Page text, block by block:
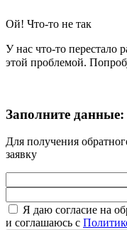
Ой! Что-то не так
У нас что-то перестало
этой проблемой.
Заполните данные:
Для получения
заявку
Я даю согласие на
и соглашаюсь с